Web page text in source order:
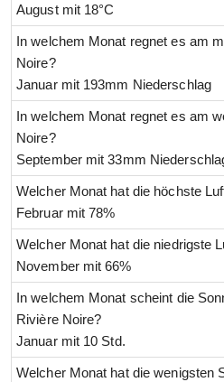
August mit 18°C
In welchem Monat regnet es am
Noire?
Januar mit 193mm Niederschlag
In welchem Monat regnet es am
Noire?
September mit 33mm
Welcher Monat hat die höchste
Februar mit 78%
Welcher Monat hat die niedrigste
November mit 66%
In welchem Monat scheint die
Rivière Noire?
Januar mit 10 Std.
Welcher Monat hat die wenigsten